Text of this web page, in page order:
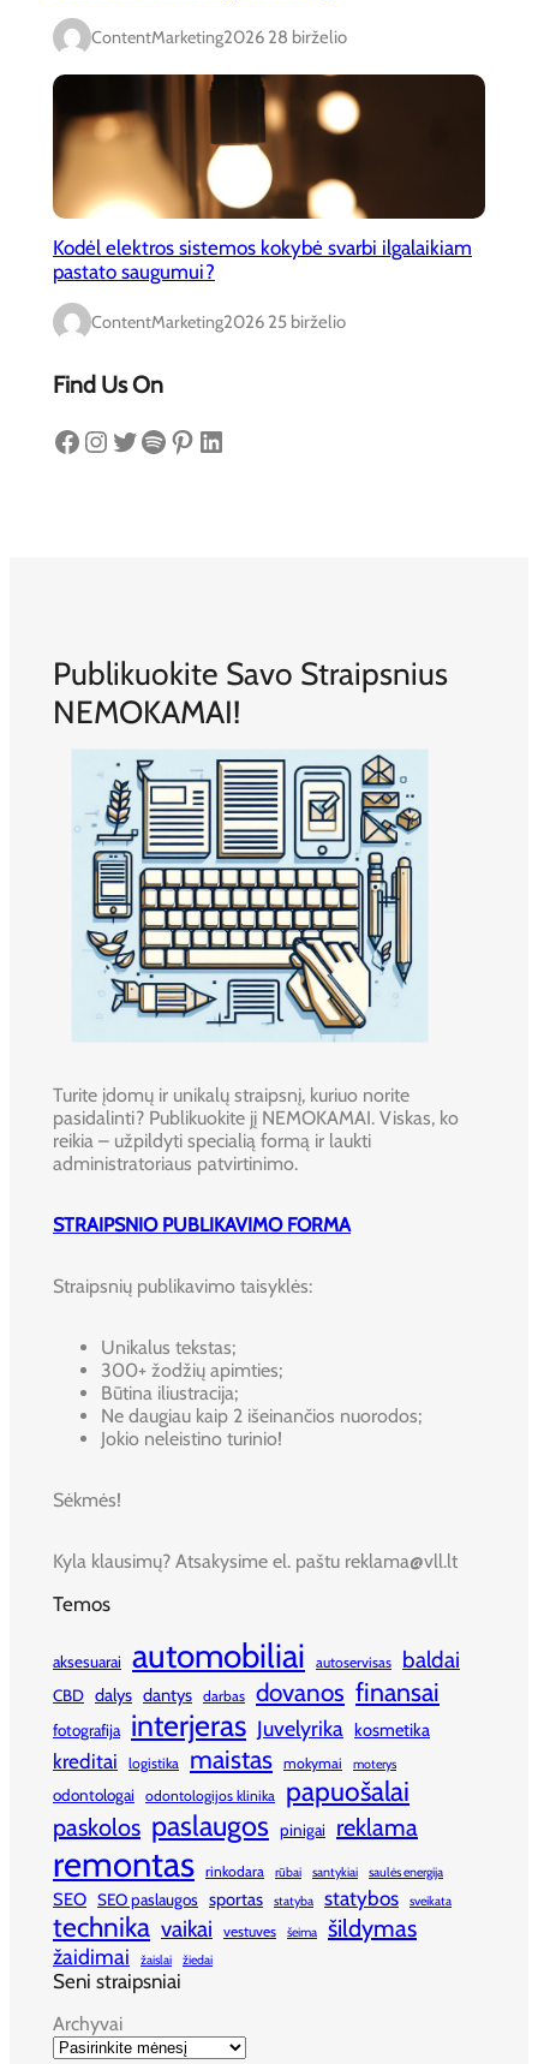
ContentMarketing2026 28 birželio
Kodėl elektros sistemos kokybė svarbi ilgalaikiam
pastato saugumui?
ContentMarketing2026 25 birželio
Find Us On
Facebook Instagram Twitter Spotify Pinterest LinkedIn
Publikuokite Savo Straipsnius
NEMOKAMAI!
Turite įdomų ir unikalų straipsnį, kuriuo norite
pasidalinti? Publikuokite jį NEMOKAMAI. Viskas, ko
reikia – užpildyti specialią formą ir laukti
administratoriaus patvirtinimo.
STRAIPSNIO PUBLIKAVIMO FORMA
Straipsnių publikavimo taisyklės:
Unikalus tekstas;
300+ žodžių apimties;
Būtina iliustracija;
Ne daugiau kaip 2 išeinančios nuorodos;
Jokio neleistino turinio!
Sėkmės!
Kyla klausimų? Atsakysime el. paštu reklama@vll.lt
Temos
aksesuarai automobiliai autoservisas baldai
CBD dalys dantys darbas dovanos finansai
fotografija interjeras Juvelyrika kosmetika
kreditai logistika maistas mokymai moterys
odontologai odontologijos klinika papuošalai
paskolos paslaugos pinigai reklama
remontas rinkodara rūbai santykiai saulės energija
SEO SEO paslaugos sportas statyba statybos sveikata
technika vaikai vestuves šeima šildymas
žaidimai žaislai žiedai
Seni straipsniai
Archyvai